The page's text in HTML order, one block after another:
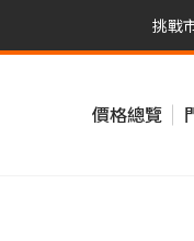
挑戰
挑
價格總覽